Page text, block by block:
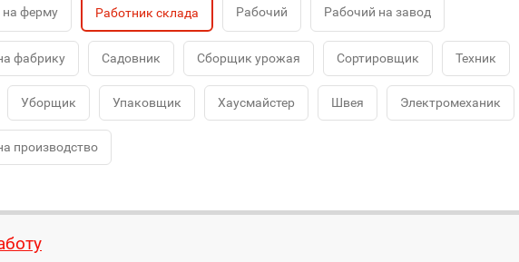
на ферму Работник склада Рабочий Рабочий на завод
фабрику Садовник Сборщик урожая Сортировщик Техник
Уборщик Упаковщик Хаусмайстер Швея Электромеханик
производство